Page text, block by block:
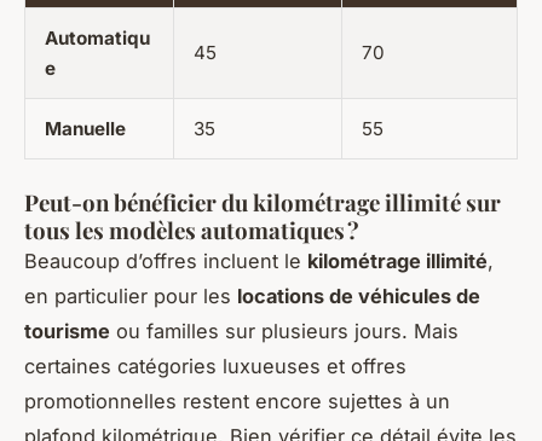
Automatiqu
e
45 70
Manuelle 35 55
Peut-on bénéficier du kilométrage illimité sur
tous les modèles automatiques ?
Beaucoup d’offres incluent le kilométrage illimité,
en particulier pour les locations de véhicules de
tourisme ou familles sur plusieurs jours. Mais
certaines catégories luxueuses et offres
promotionnelles restent encore sujettes à un